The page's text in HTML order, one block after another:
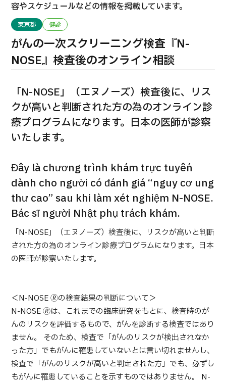
TOP
JMHCについて
外国人受療者様へ
日本の医療について
受診の流れ
検査・術式・
治療方法で探す
美容医療を探す
コンテンツピックアップ
お知らせ
国際セカンドオピニオンパッケージ （湘南鎌倉総合病院）
治療 治療
容やスケジュールなどの情報を掲載しています。
東京都 健診
がんの一次スクリーニング検査『N-
NOSE』検査後のオンライン相談
「N-NOSE」（エヌノーズ）検査後に、リス
クが高いと判断された方の為のオンライン診
療プログラムになります。日本の医師が診察
いたします。
Đây là chương trình khám trực tuyến
dành cho người có đánh giá “nguy cơ ung
thư cao” sau khi làm xét nghiệm N-NOSE.
Bác sĩ người Nhật phụ trách khám.
「N-NOSE」（エヌノーズ）検査後に、リスクが高いと判断
された方の為のオンライン診療プログラムになります。日本
の医師が診察いたします。
＜N-NOSE 🄬の検査結果の判断について＞
N-NOSE 🄬は、これまでの臨床研究をもとに、検査時のが
んのリスクを評価するもので、がんを診断する検査ではあり
ません。 そのため、検査で「がんのリスクが検出されなか
った方」でもがんに罹患していないとは言い切れませんし、
検査で「がんのリスクが高いと判定された方」でも、必ずし
もがんに罹患していることを示すものではありません。 N-